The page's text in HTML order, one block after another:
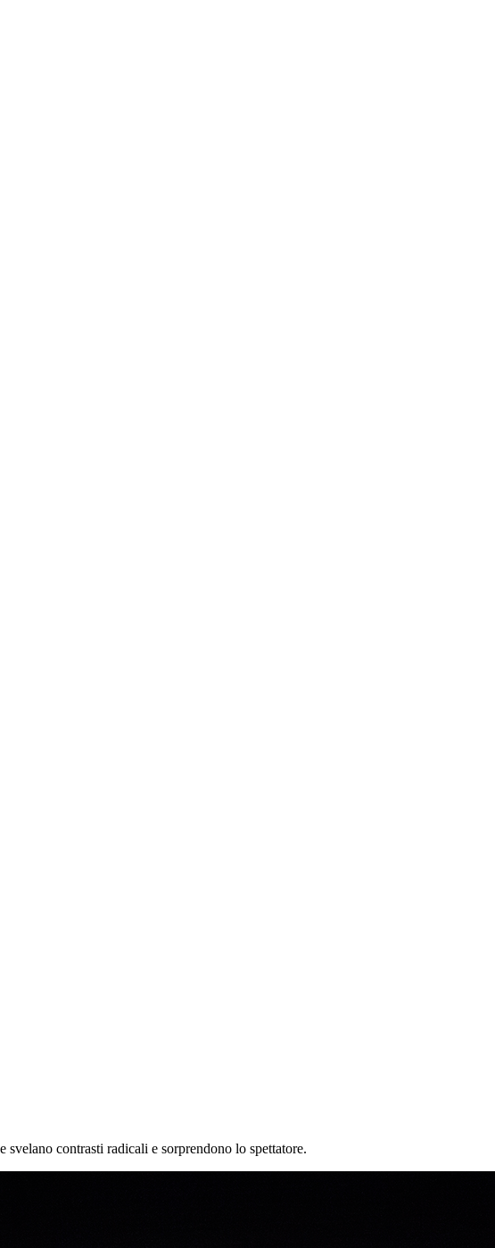
contrasti radicali e sorprendono lo spettatore.